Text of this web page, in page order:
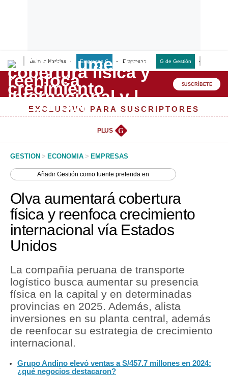
Últimas Noticias Empresas G Empresas G de Gestión
Lo último
Peru Quiosco
Management & Empleo
Perú
Política
Tu Dinero
Finanzas Personales
Inmobiliarias
Plus G
Opinión
Editorial
Pregunta de hoy
SUSCRÍBETE
EXCLUSIVO PARA SUSCRIPTORES
PLUS G
GESTION > ECONOMIA > EMPRESAS
AñadirGestión como fuente preferida en
Olva aumentará cobertura
física y reenfoca crecimiento
internacional vía Estados
Unidos
La compañía peruana de transporte
logístico busca aumentar su presencia
física en la capital y en determinadas
provincias en 2025. Además, alista
inversiones en su planta central, además
de reenfocar su estrategia de crecimiento
internacional.
Grupo Andino elevó ventas a S/457.7 millones en 2024:
¿qué negocios destacaron?